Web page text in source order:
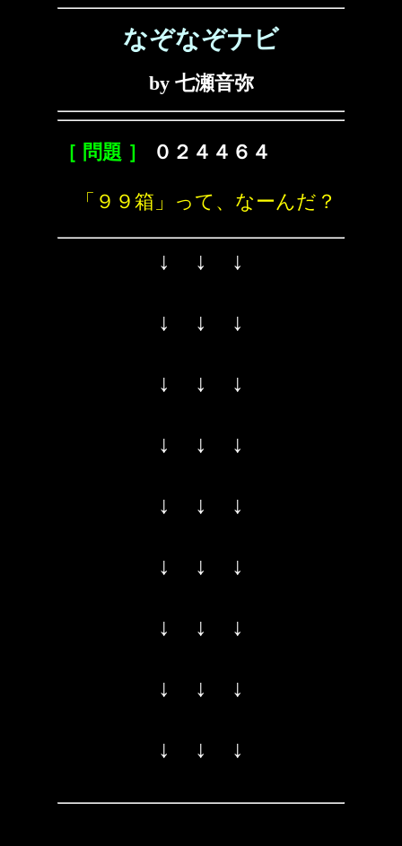
なぞなぞナビ
by 七瀬音弥
［ 問題 ］ ０２４４６４
「９９箱」って、なーんだ？
↓ ↓ ↓
↓ ↓ ↓
↓ ↓ ↓
↓ ↓ ↓
↓ ↓ ↓
↓ ↓ ↓
↓ ↓ ↓
↓ ↓ ↓
↓ ↓ ↓